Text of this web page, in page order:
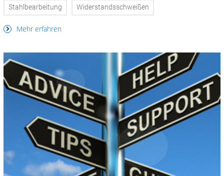
Stahlbearbeitung Widerstandsschweißen
Mehr erfahren